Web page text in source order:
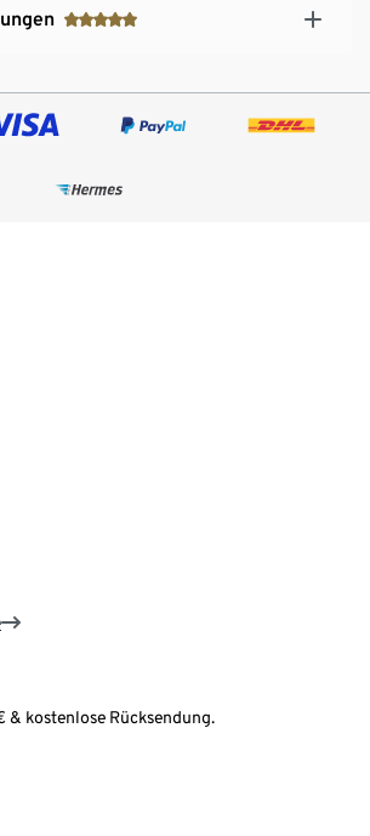
& kostenlose Rücksendung.